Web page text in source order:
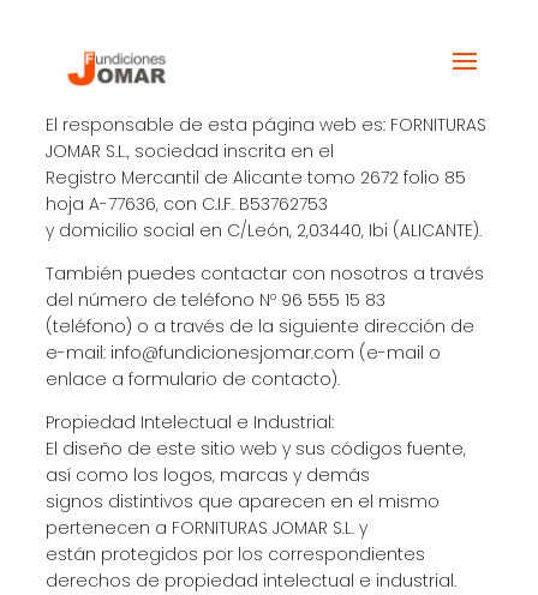
El responsable de esta página web es: FORNITURAS
JOMAR S.L., sociedad inscrita en el
Registro Mercantil de Alicante tomo 2672 folio 85
hoja A-77636, con C.I.F. B53762753
y domicilio social en C/León, 2,03440, Ibi (ALICANTE).
También puedes contactar con nosotros a través
del número de teléfono Nº 96 555 15 83
(teléfono) o a través de la siguiente dirección de
e-mail: info@fundicionesjomar.com (e-mail o
enlace a formulario de contacto).
Propiedad Intelectual e Industrial:
El diseño de este sitio web y sus códigos fuente,
así como los logos, marcas y demás
signos distintivos que aparecen en el mismo
pertenecen a FORNITURAS JOMAR S.L. y
están protegidos por los correspondientes
derechos de propiedad intelectual e industrial.